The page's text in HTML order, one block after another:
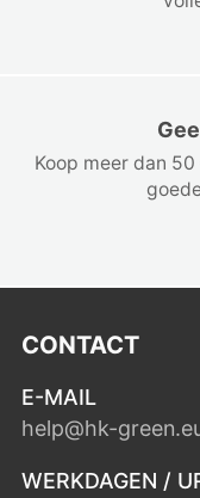
Koop meer dan
CONTACT
E-MAIL
help@hk-
WERKDAGEN /